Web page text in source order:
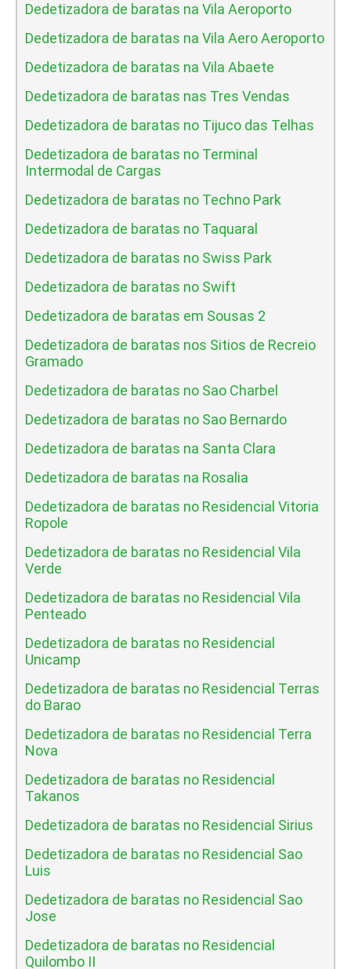
Dedetizadora de baratas na Vila Aeroporto
Dedetizadora de baratas na Vila Aero Aeroporto
Dedetizadora de baratas na Vila Abaete
Dedetizadora de baratas nas Tres Vendas
Dedetizadora de baratas no Tijuco das Telhas
Dedetizadora de baratas no Terminal
Intermodal de Cargas
Dedetizadora de baratas no Techno Park
Dedetizadora de baratas no Taquaral
Dedetizadora de baratas no Swiss Park
Dedetizadora de baratas no Swift
Dedetizadora de baratas em Sousas 2
Dedetizadora de baratas nos Sitios de Recreio
Gramado
Dedetizadora de baratas no Sao Charbel
Dedetizadora de baratas no Sao Bernardo
Dedetizadora de baratas na Santa Clara
Dedetizadora de baratas na Rosalia
Dedetizadora de baratas no Residencial Vitoria
Ropole
Dedetizadora de baratas no Residencial Vila
Verde
Dedetizadora de baratas no Residencial Vila
Penteado
Dedetizadora de baratas no Residencial
Unicamp
Dedetizadora de baratas no Residencial Terras
do Barao
Dedetizadora de baratas no Residencial Terra
Nova
Dedetizadora de baratas no Residencial
Takanos
Dedetizadora de baratas no Residencial Sirius
Dedetizadora de baratas no Residencial Sao
Luis
Dedetizadora de baratas no Residencial Sao
Jose
Dedetizadora de baratas no Residencial
Quilombo II